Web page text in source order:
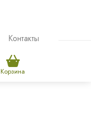
Контакты
Корзина